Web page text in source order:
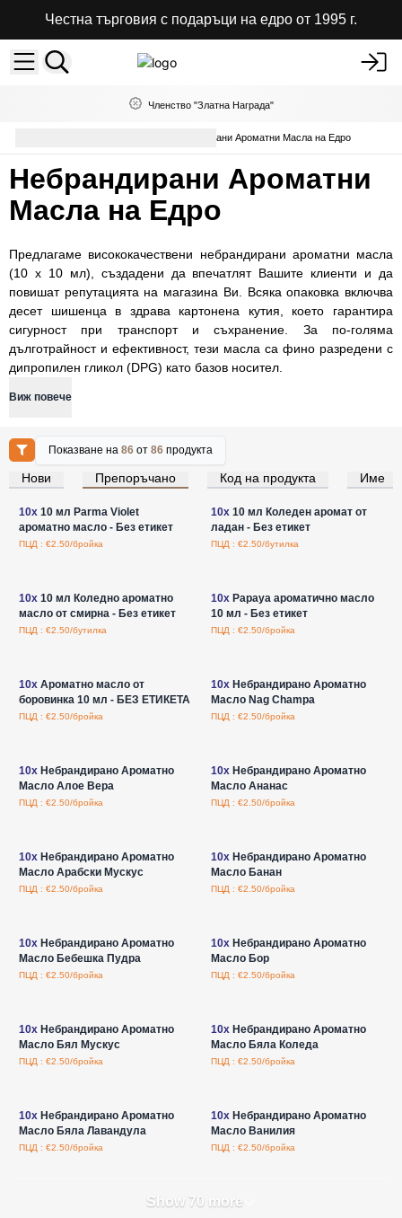
Честна търговия с подаръци на едро от 1995 г.
Членство "Златна Награда"
Небрандирани Ароматни Масла на Едро
Небрандирани Ароматни
Масла на Едро
Предлагаме висококачествени небрандирани ароматни масла
(10 х 10 мл), създадени да впечатлят Вашите клиенти и да
повишат репутацията на магазина Ви. Всяка опаковка включва
десет шишенца в здрава картонена кутия, което гарантира
сигурност при транспорт и съхранение. За по-голяма
дълготрайност и ефективност, тези масла са фино разредени с
дипропилен гликол (DPG) като базов носител.
Виж повече
Показване на86 от86 продукта
Нови Препоръчано Код на продукта Име
Влезте за цени на едро
10x10 мл Parma Violet
ароматно масло - Без етикет
ПЦД : €2.50/бройка
Влезте за цени на едро
10x10 мл Коледен аромат от
ладан - Без етикет
ПЦД : €2.50/бутилка
10x10 мл Коледно ароматно
масло от смирна - Без етикет
ПЦД : €2.50/бутилка
10xPapaya ароматично масло
10 мл - Без етикет
ПЦД : €2.50/бройка
10xАроматно масло от
боровинка 10 мл - БЕЗ ЕТИКЕТА
ПЦД : €2.50/бройка
10xНебрандирано Ароматно
Масло Nag Champa
ПЦД : €2.50/бройка
10xНебрандирано Ароматно
Масло Алое Вера
ПЦД : €2.50/бройка
10xНебрандирано Ароматно
Масло Ананас
ПЦД : €2.50/бройка
10xНебрандирано Ароматно
Масло Арабски Мускус
ПЦД : €2.50/бройка
10xНебрандирано Ароматно
Масло Банан
ПЦД : €2.50/бройка
10xНебрандирано Ароматно
Масло Бебешка Пудра
ПЦД : €2.50/бройка
10xНебрандирано Ароматно
Масло Бор
ПЦД : €2.50/бройка
10xНебрандирано Ароматно
Масло Бял Мускус
ПЦД : €2.50/бройка
10xНебрандирано Ароматно
Масло Бяла Коледа
ПЦД : €2.50/бройка
10xНебрандирано Ароматно
Масло Бяла Лавандула
ПЦД : €2.50/бройка
10xНебрандирано Ароматно
Масло Ванилия
ПЦД : €2.50/бройка
Show 70 more